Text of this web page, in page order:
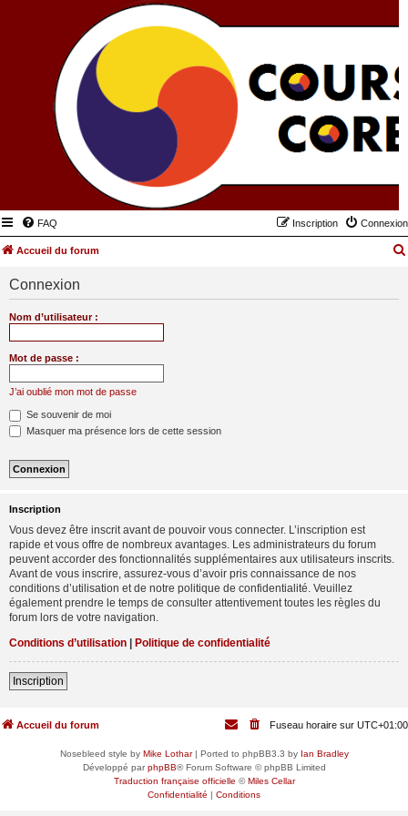
FAQ Connexion
Inscription
Accueil du forum
Connexion
Nom d’utilisateur :
Mot de passe :
J’ai oublié mon mot de passe
Se souvenir de moi
Masquer ma présence lors de cette session
Inscription
Vous devez être inscrit avant de pouvoir vous connecter. L’inscription est
rapide et vous offre de nombreux avantages. Les administrateurs du forum
peuvent accorder des fonctionnalités supplémentaires aux utilisateurs inscrits.
Avant de vous inscrire, assurez-vous d’avoir pris connaissance de nos
conditions d’utilisation et de notre politique de confidentialité. Veuillez
également prendre le temps de consulter attentivement toutes les règles du
forum lors de votre navigation.
Conditions d’utilisation | Politique de confidentialité
Inscription
Accueil du forum Fuseau horaire sur UTC+01:00
Nosebleed style by Mike Lothar| Ported to phpBB3.3 by Ian Bradley
Développé parphpBB® Forum Software © phpBB Limited
Traduction française officielle ©Miles Cellar
Confidentialité | Conditions